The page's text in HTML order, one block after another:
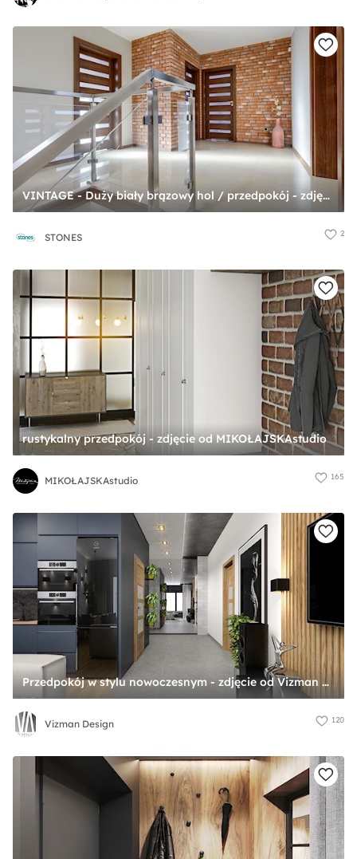
VINTAGE - Duży biały brązowy hol / przedpokój - zdjęcie od STONES
STONES 2
rustykalny przedpokój - zdjęcie od MIKOŁAJSKAstudio
MIKOŁAJSKAstudio 165
Przedpokój w stylu nowoczesnym - zdjęcie od Vizman Design
Vizman Design 120